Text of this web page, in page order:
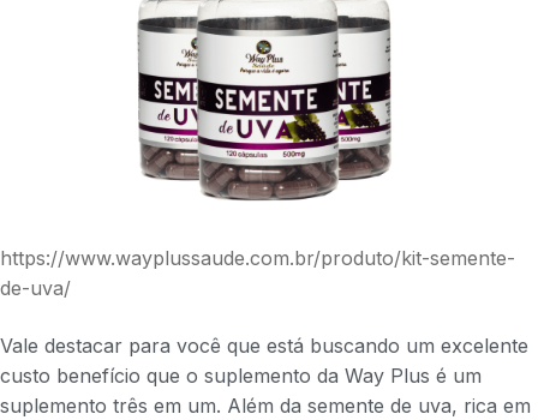
https://www.wayplussaude.com.br/produto/kit-semente-
de-uva/
Vale destacar para você que está buscando um excelente
custo benefício que o suplemento da Way Plus é um
suplemento três em um. Além da semente de uva, rica em